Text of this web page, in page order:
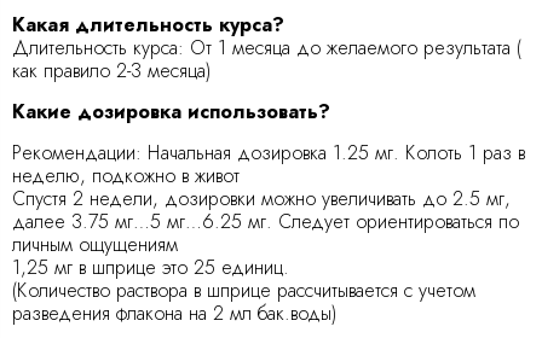
Какая длительность курса?
Длительность курса: От 1 месяца до желаемого результата (
как правило 2-3 месяца)
Какие дозировка использовать?
Рекомендации: Начальная дозировка 1.25 мг. Колоть 1 раз в
неделю, подкожно в живот
Спустя 2 недели, дозировки можно увеличивать до 2.5 мг,
далее 3.75 мг…5 мг…6.25 мг. Следует ориентироваться по
личным ощущениям
1,25 мг в шприце это 25 единиц.
(Количество раствора в шприце рассчитывается с учетом
разведения флакона на 2 мл бак.воды)